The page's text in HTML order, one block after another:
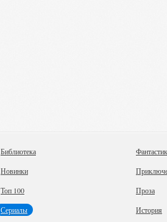
Библиотека
Новинки
Топ 100
Сериалы
Проза
История